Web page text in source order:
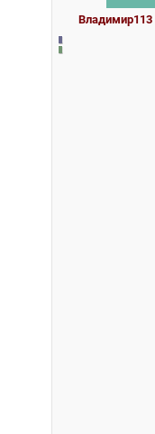
Владимир113